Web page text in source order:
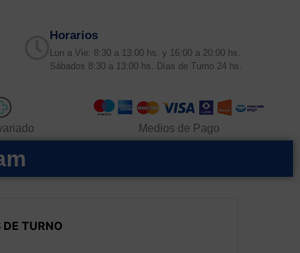
Horarios
Lun a Vie: 8:30 a 13:00 hs. y 16:00 a 20:00 hs.
Sábados 8:30 a 13:00 hs. Días de Turno 24 hs.
Medios de Pago
DE TURNO